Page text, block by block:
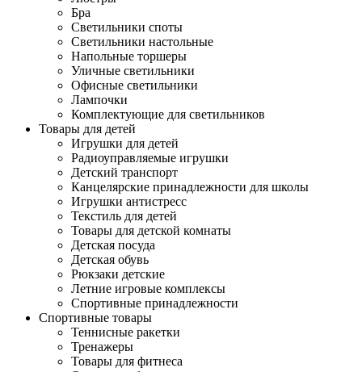
Бра
Светильники споты
Светильники настольные
Напольные торшеры
Уличные светильники
Офисные светильники
Лампочки
Комплектующие для светильников
Товары для детей
Игрушки для детей
Радиоуправляемые игрушки
Детский транспорт
Канцелярские принадлежности для школы
Игрушки антистресс
Текстиль для детей
Товары для детской комнаты
Детская посуда
Детская обувь
Рюкзаки детские
Летние игровые комплексы
Спортивные принадлежности
Спортивные товары
Теннисные ракетки
Тренажеры
Товары для фитнеса